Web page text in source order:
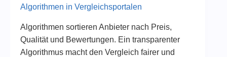
Algorithmen in Vergleichsportalen
Algorithmen sortieren Anbieter nach Preis,
Qualität und Bewertungen. Ein transparenter
Algorithmus macht den Vergleich fairer und